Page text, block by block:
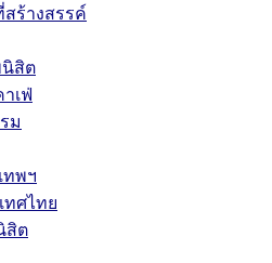
ร้างสรรค์
สิต
เฟ่
ม
ทพฯ
ทศไทย
สิต